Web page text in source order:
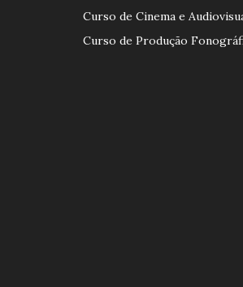
Curso de Cinema e
Curso de Produção